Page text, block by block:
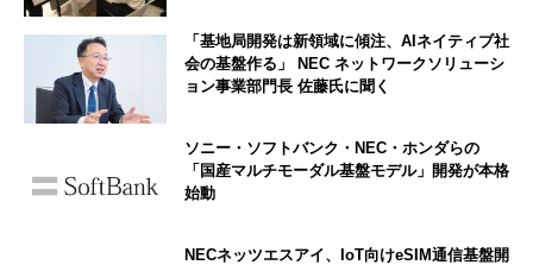
「基地局開発は新領域に傾注、AIネイティブ社
会の基盤作る」 NEC ネットワークソリューシ
ョン事業部門長 佐藤氏に聞く
ソニー・ソフトバンク・NEC・ホンダらの
「国産マルチモーダル基盤モデル」開発が本格
始動
NECネッツエスアイ、IoT向けeSIM通信基盤開